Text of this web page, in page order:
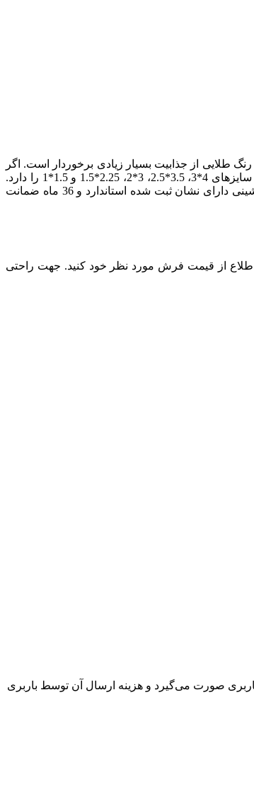
رنگ طلایی از جذابیت بسیار زیادی برخوردار است. اگر
طلاکوب با رنگ‌های گرم و باترنج وسط هستید، پیشنهاد ما انتخاب فرش وینتیج کد 9811 است. این فرش وینتیج امکان بافت سایزهای 4*3، 3.5*2.5، 3*2، 2.25*1.5 و 1.5*1 را دارد.
جنس نخ استفاده شده در این فرش وینتیج از الیاف صد در صد آکریلیک است که دوام بالایی در برابر کوبیدگی، سایش و شست و شو دارد. این فرش ماشینی دارای نشان ثبت شده استاندارد و 36 ماه ضمانت
از قیمت فرش مورد نظر خود کنید. جهت راحتی
عدم موجودی 4 هفته می‌باشد. ارسال محصولات توسط باربری صورت می‌گیرد و هزینه ارسال آن توسط باربری